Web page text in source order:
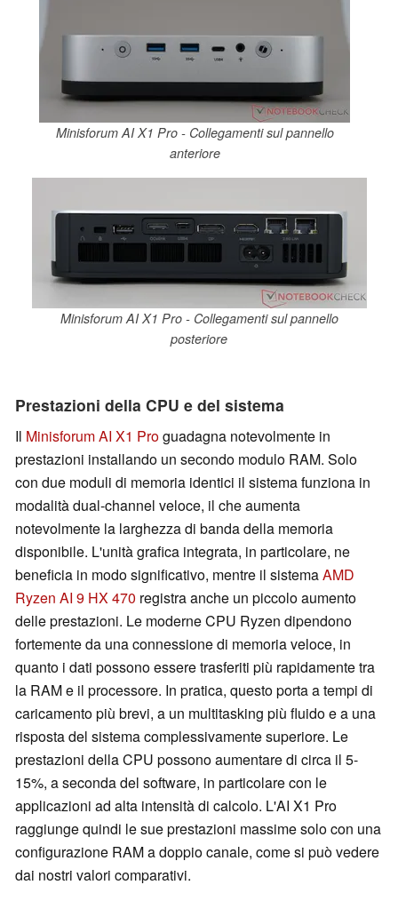
Minisforum AI X1 Pro - Collegamenti sul pannello
anteriore
Minisforum AI X1 Pro - Collegamenti sul pannello
posteriore
Prestazioni della CPU e del sistema
Il Minisforum AI X1 Proguadagna notevolmente in
prestazioni installando un secondo modulo RAM. Solo
con due moduli di memoria identici il sistema funziona in
modalità dual-channel veloce, il che aumenta
notevolmente la larghezza di banda della memoria
disponibile. L'unità grafica integrata, in particolare, ne
beneficia in modo significativo, mentre il sistemaAMD
Ryzen AI 9 HX 470 registra anche un piccolo aumento
delle prestazioni. Le moderne CPU Ryzen dipendono
fortemente da una connessione di memoria veloce, in
quanto i dati possono essere trasferiti più rapidamente tra
la RAM e il processore. In pratica, questo porta a tempi di
caricamento più brevi, a un multitasking più fluido e a una
risposta del sistema complessivamente superiore. Le
prestazioni della CPU possono aumentare di circa il 5-
15%, a seconda del software, in particolare con le
applicazioni ad alta intensità di calcolo. L'AI X1 Pro
raggiunge quindi le sue prestazioni massime solo con una
configurazione RAM a doppio canale, come si può vedere
dai nostri valori comparativi.